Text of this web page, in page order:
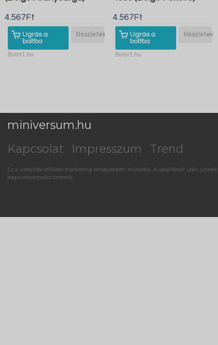
4.567Ft
Ugrás a
boltba
Részletek
Butor1.hu
4.567Ft
Ugrás a
boltba
Részletek
Butor1.hu
miniversum.hu
Kapcsolat
Impresszum Trend
Ez a weboldal affiliate marketing rendszerben működik. A vásárlások után jutalék
alapú elszámolás történik.